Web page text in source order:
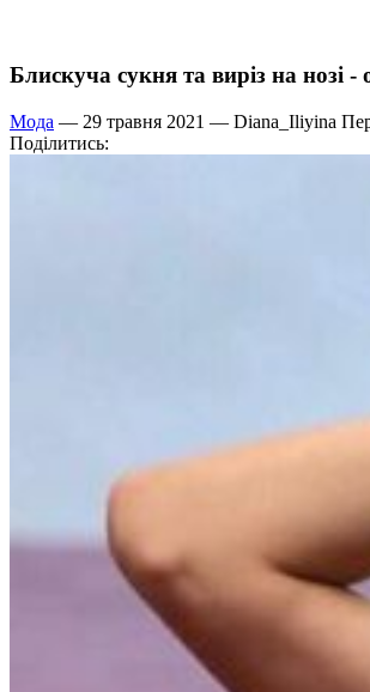
Блискуча сукня та виріз на нозі
Мода — 29 травня 2021 — Diana_Iliyina
Поділитись: